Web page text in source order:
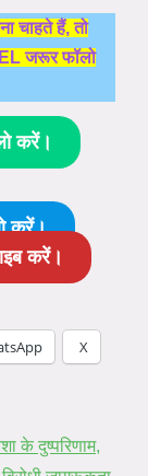
चाहते हैं, तो
जरूर फॉलो
करें।
करें।
करें।
X
के दुष्परिणाम,